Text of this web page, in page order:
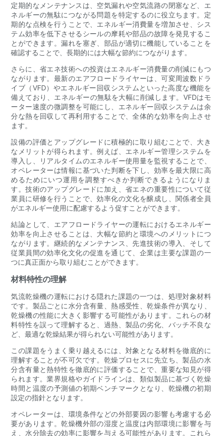
定期的なメンテナンスは、空気漏れや空気流路の閉塞など、エ
ネルギーの無駄につながる問題を特定するのに役立ちます。定
期的な点検を行うことで、エネルギー消費量を増加させ、シス
テム効率を低下させるシールの摩耗や部品の故障を発見するこ
とができます。漏れを塞ぎ、部品が適切に機能していることを
確認することで、長期的には大幅な節約につながります。
さらに、省エネ技術への投資はエネルギー消費量の削減にもつ
ながります。最新のエアフロードライヤーは、可変周波数ドラ
イブ（VFD）やエネルギー回収システムといった高度な機能を
備えており、エネルギーの無駄を大幅に削減します。VFDはモ
ーター速度の微調整を可能にし、エネルギー回収システムは余
分な熱を回収して再利用することで、全体的な効率を向上させ
ます。
設備の評価とアップグレードに積極的に取り組むことで、大き
なメリットが得られます。例えば、エネルギー管理システムを
導入し、リアルタイムのエネルギー使用量を監視することで、
オペレーターは情報に基づいた判断を下し、効率を最大限に高
めるためにいつ運用を調整すべきか判断できるようになりま
す。技術のアップグレードに加え、省エネの重要性について従
業員に研修を行うことで、効率化の文化を醸成し、関係者全員
がエネルギー使用に配慮するよう促すことができます。
結論として、エアフロードライヤーの運転におけるエネルギー
効率を向上させることは、大幅な節約と環境へのメリットにつ
ながります。継続的なメンテナンス、先進技術の導入、そして
従業員間の効率化文化の促進を通じて、企業は主要な課題の一
つに真正面から取り組むことができます。
材料特性の理解
気流乾燥機の運転における隠れた課題の一つは、処理対象材料
です。製品ごとに水分含有量、熱感受性、乾燥条件が異なり、
乾燥機の性能に大きく影響する可能性があります。これらの材
料特性を誤って理解すると、過熱、製品の劣化、バッチ不良な
ど、最適な乾燥結果が得られない可能性があります。
この課題をうまく乗り越えるには、対象となる材料を徹底的に
理解することが不可欠です。乾燥プロセスに先立ち、製品の水
分含有量と熱特性を徹底的に評価することで、重要な知見が得
られます。業界規格やガイドラインは、類似製品に基づく乾燥
時間と温度の予測値の初期ベンチマークとなり、乾燥機の初期
設定の指針となります。
オペレーターは、環境条件などの外部要因の影響も考慮する必
要があります。乾燥機外部の湿度と温度は内部環境に影響を与
え、水分除去の効率に影響を与える可能性があります。これら